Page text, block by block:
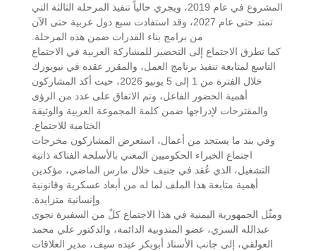
المشروع في عام 2019، ويجري حالياً تنفيذ المرحلة الثالثة التي
تمتد حتى عام 2027، وقد استفادت سبع دول عربية حتى الآن
من برامج بناء القدرات ضمن هذه المرحلة.
كما تطرق الاجتماع إلى التحضير للمشاركة العربية في الاجتماع
التاسع لمتابعة تنفيذ برنامج العمل، والمقرر عقده في نيويورك
خلال الفترة من 1 إلى 5 يونيو 2026، حيث أكد المشاركون
أهمية الحضور الفاعل، وتم الاتفاق على عدد من الرؤى
والمقترحات لإدراجها ضمن كلمة المجموعة العربية والوثيقة
الختامية للاجتماع.
وفي بند ما يستجد من أعمال، استعرض المشاركون مخرجات
اجتماع الخبراء الحكوميين المعني بالأسلحة الفتاكة ذاتية
التشغيل، الذي عُقد في جنيف خلال مارس الماضي، مؤكدين
أهمية متابعة هذا الملف لما له من أبعاد عسكرية وقانونية
وإنسانية متزايدة.
ومثّل الجمهورية اليمنية في هذا الاجتماع كلٌ من السفيرة نجوى
عبدالله السري، عضو المندوبية الدائمة، والدكتور علي محمد
العولقي، إلى جانب الأستاذ أبوبكر عبده سيف، مدير العلاقات